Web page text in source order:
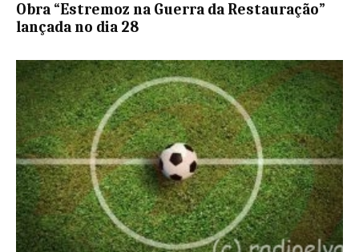
Obra “Estremoz na Guerra da Restauração”
lançada no dia 28